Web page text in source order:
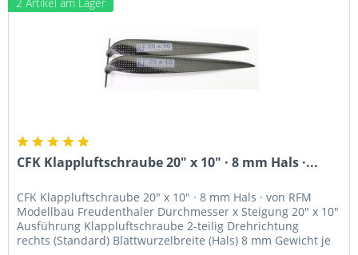
CFK Klappluftschraube 20" x 10" · 8 mm Hals ·...
CFK Klappluftschraube 20" x 10" · 8 mm Hals · von RFM
Modellbau Freudenthaler Durchmesser x Steigung 20" x 10"
Ausführung Klappluftschraube 2-teilig Drehrichtung
rechts (Standard) Blattwurzelbreite (Hals) 8 mm Gewicht je